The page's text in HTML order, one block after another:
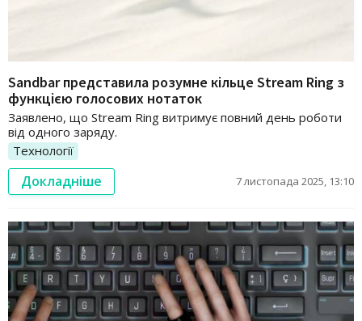
Sandbar представила розумне кільце Stream Ring з
функцією голосових нотаток
Заявлено, що Stream Ring витримує повний день роботи
від одного заряду.
Технології
Докладніше 7 листопада 2025, 13:10